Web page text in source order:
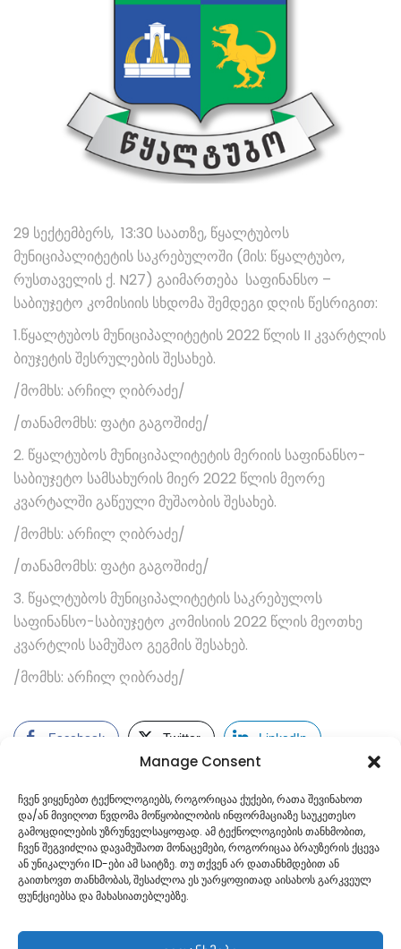
Manage Consent
ჩვენ ვიყენებთ ტექნოლოგიებს, როგორიცაა ქუქები, რათა შევინახოთ
და/ან მივიღოთ წვდომა მოწყობილობის ინფორმაციაზე საუკეთესო
გამოცდილების უზრუნველსაყოფად. ამ ტექნოლოგიების თანხმობით,
ჩვენ შეგვიძლია დავამუშაოთ მონაცემები, როგორიცაა ბრაუზერის ქცევა
ან უნიკალური ID-ები ამ საიტზე. თუ თქვენ არ დათანხმდებით ან
გაითხოვთ თანხმობას, შესაძლოა ეს უარყოფითად აისახოს გარკვეულ
ფუნქციებსა და მახასიათებლებზე.
29 სექტემბერს, 13:30 საათზე, წყალტუბოს
მუნიციპალიტეტის საკრებულოში (მის: წყალტუბო,
რუსთაველის ქ. N27) გაიმართება საფინანსო –
საბიუჯეტო კომისიის სხდომა შემდეგი დღის წესრიგით:
1.წყალტუბოს მუნიციპალიტეტის 2022 წლის II კვარტლის
ბიუჯეტის შესრულების შესახებ.
/მომხს: არჩილ ღიბრაძე/
/თანამომხს: ფატი გაგოშიძე/
2. წყალტუბოს მუნიციპალიტეტის მერიის საფინანსო-
საბიუჯეტო სამსახურის მიერ 2022 წლის მეორე
კვარტალში გაწეული მუშაობის შესახებ.
/მომხს: არჩილ ღიბრაძე/
/თანამომხს: ფატი გაგოშიძე/
3. წყალტუბოს მუნიციპალიტეტის საკრებულოს
საფინანსო-საბიუჯეტო კომისიის 2022 წლის მეოთხე
კვარტლის სამუშაო გეგმის შესახებ.
/მომხს: არჩილ ღიბრაძე/
Facebook Twitter LinkedIn